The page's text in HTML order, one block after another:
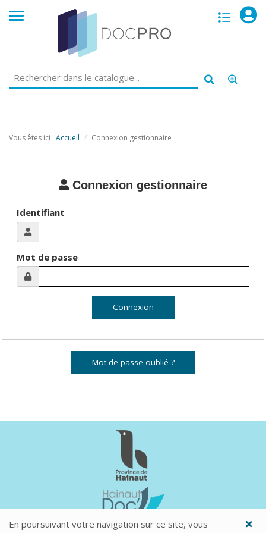
En poursuivant votre navigation sur ce site, vous
opac
Vous êtes ici : Accueil Connexion gestionnaire
Connexion gestionnaire
Identifiant
Mot de passe
Mot de passe oublié ?